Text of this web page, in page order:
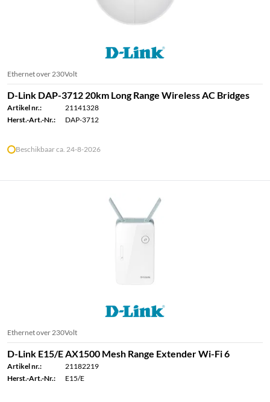
Ethernet over 230Volt
D-Link DAP-3712 20km Long Range Wireless AC Bridges
Artikel nr.:
21141328
Herst.-Art.-Nr.:
DAP-3712
Beschikbaar ca. 24-8-2026
Ethernet over 230Volt
D-Link E15/E AX1500 Mesh Range Extender Wi-Fi 6
Artikel nr.:
21182219
Herst.-Art.-Nr.:
E15/E